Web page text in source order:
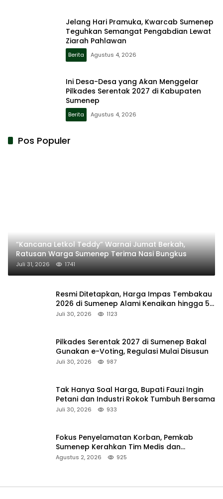
Jelang Hari Pramuka, Kwarcab Sumenep
Teguhkan Semangat Pengabdian Lewat
Ziarah Pahlawan
Berita Agustus 4, 2026
Ini Desa-Desa yang Akan Menggelar
Pilkades Serentak 2027 di Kabupaten
Sumenep
Berita Agustus 4, 2026
Pos Populer
“Kancana Letkol Teddy” Warnai Jumat Berkah,
Ratusan Warga Sumenep Terima Nasi Bungkus
Juli 31, 2026 1741
Resmi Ditetapkan, Harga Impas Tembakau
2026 di Sumenep Alami Kenaikan hingga 5
Persen
Juli 30, 2026 1123
Pilkades Serentak 2027 di Sumenep Bakal
Gunakan e-Voting, Regulasi Mulai Disusun
Juli 30, 2026 987
Tak Hanya Soal Harga, Bupati Fauzi Ingin
Petani dan Industri Rokok Tumbuh Bersama
Juli 30, 2026 933
Fokus Penyelamatan Korban, Pemkab
Sumenep Kerahkan Tim Medis dan
Ambulans ke Pelabuhan Kalianget
Agustus 2, 2026 925